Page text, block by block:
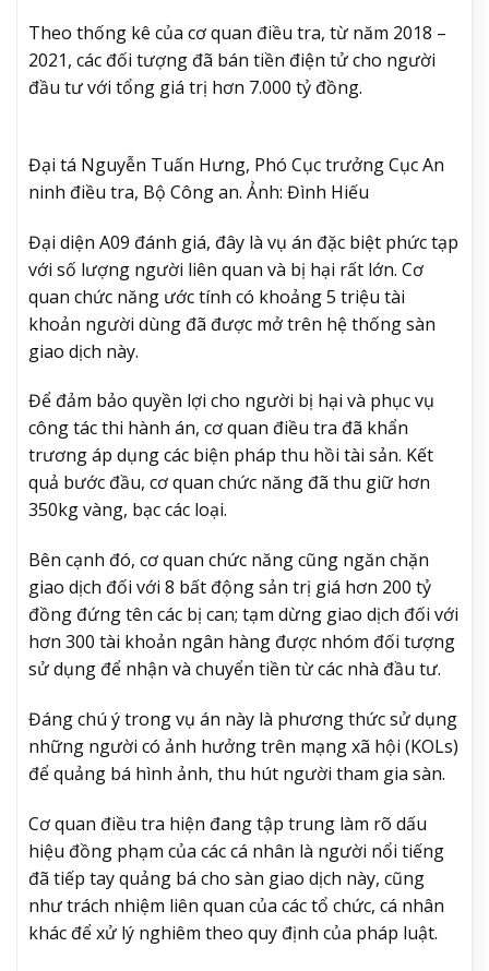
Theo thống kê của cơ quan điều tra, từ năm 2018 –
2021, các đối tượng đã bán tiền điện tử cho người
đầu tư với tổng giá trị hơn 7.000 tỷ đồng.
Đại tá Nguyễn Tuấn Hưng, Phó Cục trưởng Cục An
ninh điều tra, Bộ Công an. Ảnh: Đình Hiếu
Đại diện A09 đánh giá, đây là vụ án đặc biệt phức tạp
với số lượng người liên quan và bị hại rất lớn. Cơ
quan chức năng ước tính có khoảng 5 triệu tài
khoản người dùng đã được mở trên hệ thống sàn
giao dịch này.
Để đảm bảo quyền lợi cho người bị hại và phục vụ
công tác thi hành án, cơ quan điều tra đã khẩn
trương áp dụng các biện pháp thu hồi tài sản. Kết
quả bước đầu, cơ quan chức năng đã thu giữ hơn
350kg vàng, bạc các loại.
Bên cạnh đó, cơ quan chức năng cũng ngăn chặn
giao dịch đối với 8 bất động sản trị giá hơn 200 tỷ
đồng đứng tên các bị can; tạm dừng giao dịch đối với
hơn 300 tài khoản ngân hàng được nhóm đối tượng
sử dụng để nhận và chuyển tiền từ các nhà đầu tư.
Đáng chú ý trong vụ án này là phương thức sử dụng
những người có ảnh hưởng trên mạng xã hội (KOLs)
để quảng bá hình ảnh, thu hút người tham gia sàn.
Cơ quan điều tra hiện đang tập trung làm rõ dấu
hiệu đồng phạm của các cá nhân là người nổi tiếng
đã tiếp tay quảng bá cho sàn giao dịch này, cũng
như trách nhiệm liên quan của các tổ chức, cá nhân
khác để xử lý nghiêm theo quy định của pháp luật.